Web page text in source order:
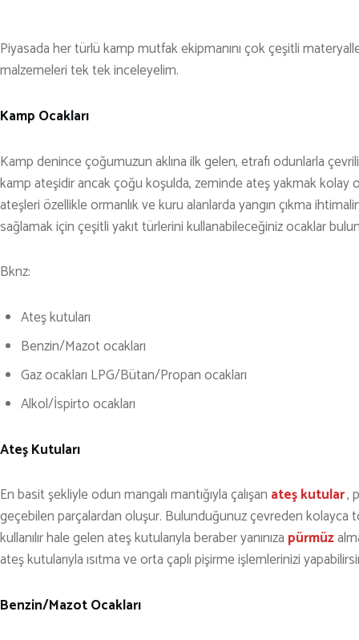
YÜZME
ARŞİVLER
Piyasada her türlü kamp mutfak ekipmanını çok çeşitli
malzemeleri tek tek inceleyelim.
Kamp Ocakları
Kamp denince çoğumuzun aklına ilk gelen, etrafı odunlarla
kamp ateşidir ancak çoğu koşulda, zeminde ateş yakmak
ateşleri özellikle ormanlık ve kuru alanlarda yangın çıkma
sağlamak için çeşitli yakıt türlerini kullanabileceğiniz ocaklar
Bknz:
Ateş kutuları
Benzin/Mazot ocakları
Gaz ocakları LPG/Bütan/Propan ocakları
Alkol/İspirto ocakları
Ateş Kutuları
En basit şekliyle odun mangalı mantığıyla çalışan ateş kutular,
geçebilen parçalardan oluşur. Bulunduğunuz çevreden kolayca
kullanılır hale gelen ateş kutularıyla beraber yanınıza pürmüz
ateş kutularıyla ısıtma ve orta çaplı pişirme işlemlerinizi
Benzin/Mazot Ocakları